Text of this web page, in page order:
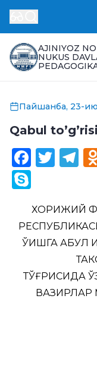
AJINIYOZ
NUKUS
Пайшанба, 23-
Qabul
ХОРИЖИЙ
ЎҚИШГА
ТЎҒРИСИДА
ВАЗИРЛАР